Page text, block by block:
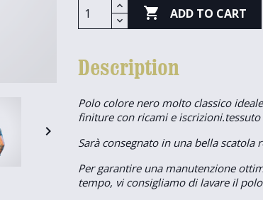

 ADD TO CART
Description
Polo colore nero molto classico
finiture con ricami e
Sarà consegnato in una bella scatola
Per garantire una manutenzione
tempo, vi consigliamo di lavare il